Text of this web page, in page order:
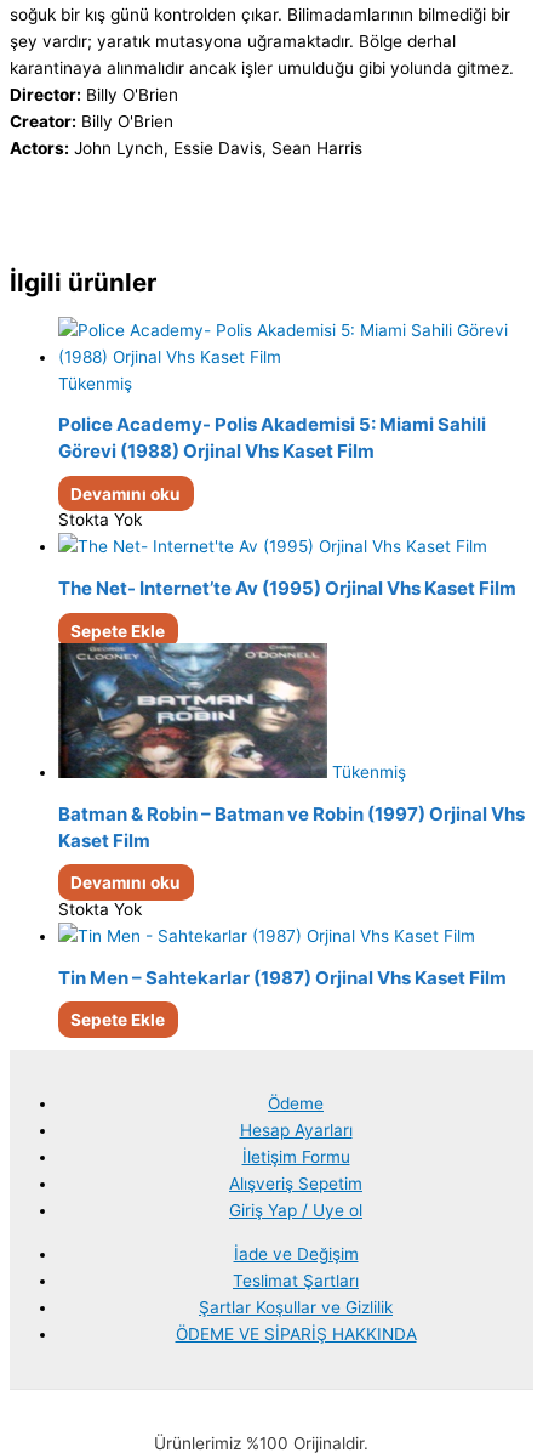
soğuk bir kış günü kontrolden çıkar. Bilimadamlarının bilmediği bir
şey vardır; yaratık mutasyona uğramaktadır. Bölge derhal
karantinaya alınmalıdır ancak işler umulduğu gibi yolunda gitmez.
Director: Billy O'Brien
Creator: Billy O'Brien
Actors: John Lynch, Essie Davis, Sean Harris
İlgili ürünler
Tükenmiş
Police Academy- Polis Akademisi 5: Miami Sahili
Görevi (1988) Orjinal Vhs Kaset Film
Devamını oku
Stokta Yok
The Net- Internet’te Av (1995) Orjinal Vhs Kaset Film
Sepete Ekle
Tükenmiş
Batman & Robin – Batman ve Robin (1997) Orjinal Vhs
Kaset Film
Devamını oku
Stokta Yok
Tin Men – Sahtekarlar (1987) Orjinal Vhs Kaset Film
Sepete Ekle
Ödeme
Hesap Ayarları
İletişim Formu
Alışveriş Sepetim
Giriş Yap / Uye ol
İade ve Değişim
Teslimat Şartları
Şartlar Koşullar ve Gizlilik
ÖDEME VE SİPARİŞ HAKKINDA
Ürünlerimiz %100 Orijinaldir.